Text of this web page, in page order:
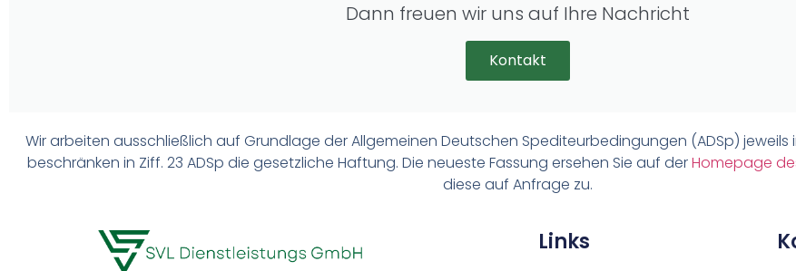
Dann freuen wir uns auf Ihre Nachricht
Kontakt
Wir arbeiten ausschließlich auf Grundlage der Allgemeinen Deutschen Spediteurbedingungen (ADSp) jeweils
beschränken in Ziff. 23 ADSp die gesetzliche Haftung. Die neueste Fassung ersehen Sie auf derHomepage
diese auf Anfrage zu.
Links